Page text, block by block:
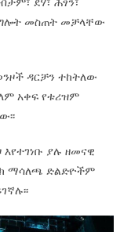
መስጠት መቻላቸው
ዳርቻን ተከትለው
አቀፍ የቱሪዝም
እየተገነቡ ያሉ ዘመናዊ
ማሳለጫ ድልድዮችም